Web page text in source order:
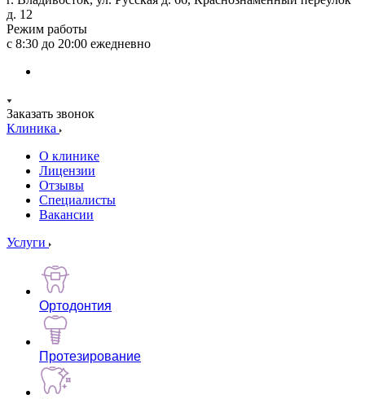
д. 12
Режим работы
с 8:30 до 20:00 ежедневно
Заказать звонок
Клиника
О клинике
Лицензии
Отзывы
Специалисты
Вакансии
Услуги
Ортодонтия
Протезирование